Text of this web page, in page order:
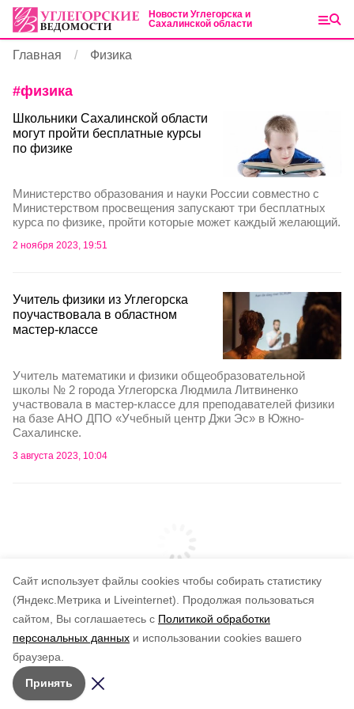
Cайт использует файлы cookies чтобы собирать статистику
(Яндекс.Метрика и Liveinternet).
Продолжая пользоваться
сайтом, Вы соглашаетесь с Политикой обработки
персональных данных и использовании cookies вашего
браузера.
Принять
Подписывайтесь на наш Telegram
канал
Рассказываем о главном в районе. Самая актуальная
и достоверная информация!
Новости Углегорска и
Сахалинской области
Главная Физика
#физика
Школьники Сахалинской области
могут пройти бесплатные курсы
по физике
Министерство образования и науки России совместно с
Министерством просвещения запускают три бесплатных
курса по физике, пройти которые может каждый желающий.
2 ноября 2023, 19:51
Учитель физики из Углегорска
поучаствовала в областном
мастер-классе
Учитель математики и физики общеобразовательной
школы № 2 города Углегорска Людмила Литвиненко
участвовала в мастер-классе для преподавателей физики
на базе АНО ДПО «Учебный центр Джи Эс» в Южно-
Сахалинске.
3 августа 2023, 10:04